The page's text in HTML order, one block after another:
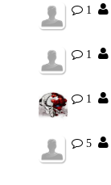
1
1
1
5